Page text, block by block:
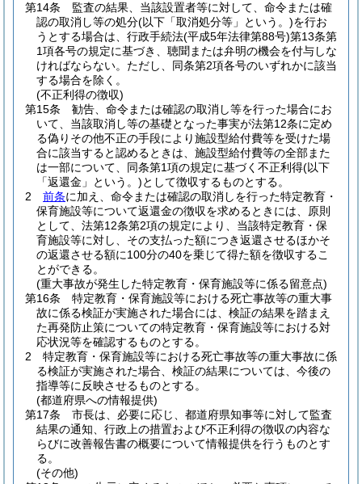
第14条
監査の結果、当該設置者等に対して、命令または確
認の取消し等の処分(以下「取消処分等」という。)を行お
うとする場合は、行政手続法(平成5年法律第88号)第13条第
1項各号の規定に基づき、聴聞または弁明の機会を付与しな
ければならない。 ただし、同条第2項各号のいずれかに該当
する場合を除く。
(不正利得の徴収)
第15条
勧告、命令または確認の取消し等を行った場合にお
いて、当該取消し等の基礎となった事実が法第12条に定め
る偽りその他不正の手段により施設型給付費等を受けた場
合に該当すると認めるときは、施設型給付費等の全部また
は一部について、同条第1項の規定に基づく不正利得(以下
「返還金」という。)として徴収するものとする。
2
前条に加え、命令または確認の取消しを行った特定教育・
保育施設等について返還金の徴収を求めるときには、原則
として、法第12条第2項の規定により、当該特定教育・保
育施設等に対し、その支払った額につき返還させるほかそ
の返還させる額に100分の40を乗じて得た額を徴収するこ
とができる。
(重大事故が発生した特定教育・保育施設等に係る留意点)
第16条
特定教育・保育施設等における死亡事故等の重大事
故に係る検証が実施された場合には、検証の結果を踏まえ
た再発防止策についての特定教育・保育施設等における対
応状況等を確認するものとする。
2
特定教育・保育施設等における死亡事故等の重大事故に係
る検証が実施された場合、検証の結果については、今後の
指導等に反映させるものとする。
(都道府県への情報提供)
第17条
市長は、必要に応じ、都道府県知事等に対して監査
結果の通知、行政上の措置および不正利得の徴収の内容な
らびに改善報告書の概要について情報提供を行うものとす
る。
(その他)